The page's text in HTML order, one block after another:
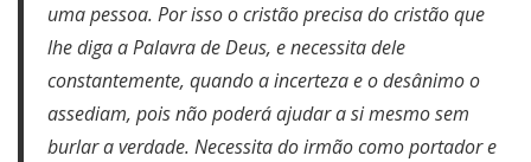
uma pessoa. Por isso o cristão precisa do cristão que
lhe diga a Palavra de Deus, e necessita dele
constantemente, quando a incerteza e o desânimo o
assediam, pois não poderá ajudar a si mesmo sem
burlar a verdade. Necessita do irmão como portador e